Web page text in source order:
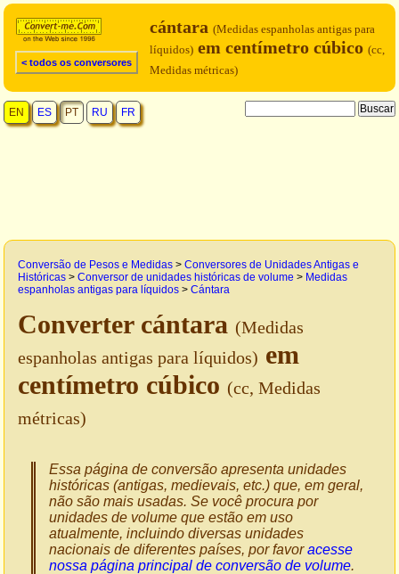
< todos os conversores
cántara (Medidas espanholas antigas para
líquidos) em centímetro cúbico (cc,
Medidas métricas)
EN ES PT RU FR
Conversão de Pesos e Medidas > Conversores de Unidades Antigas e
Históricas > Conversor de unidades históricas de volume > Medidas
espanholas antigas para líquidos > Cántara
Converter cántara (Medidas
espanholas antigas para líquidos) em
centímetro cúbico (cc, Medidas
métricas)
Essa página de conversão apresenta unidades
históricas (antigas, medievais, etc.) que, em geral,
não são mais usadas. Se você procura por
unidades de volume que estão em uso
atualmente, incluindo diversas unidades
nacionais de diferentes países, por favoracesse
nossa página principal de conversão de volume.